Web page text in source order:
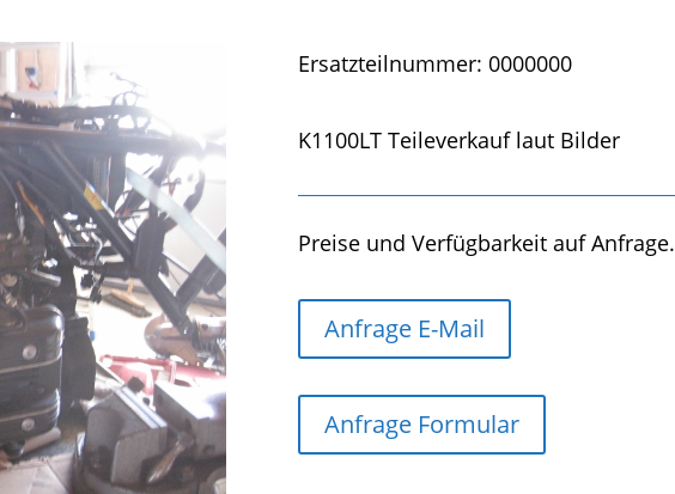
Ersatzteilnummer: 0000000
K1100LT Teileverkauf laut Bilder
Preise und Verfügbarkeit auf Anfrage.
Anfrage E-Mail
Anfrage Formular